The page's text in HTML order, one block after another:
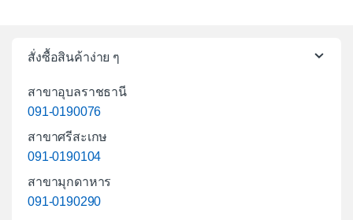
สั่งซื้อสินค้าง่าย ๆ
สาขาอุบลราชธานี
091-0190076
สาขาศรีสะเกษ
091-0190104
สาขามุกดาหาร
091-0190290